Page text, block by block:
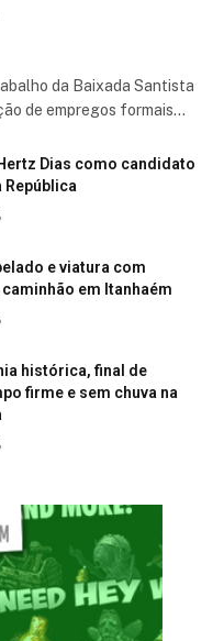
da Baixada Santista
de empregos formais…
Dias como candidato
República
e viatura com
em Itanhaém
histórica, final de
firme e sem chuva na